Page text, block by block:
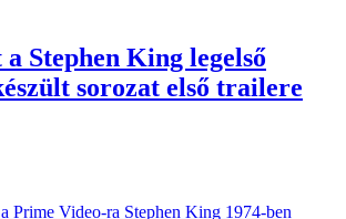
Stephen King legelső
sorozat első trailere
Prime Video-ra Stephen King 1974-ben